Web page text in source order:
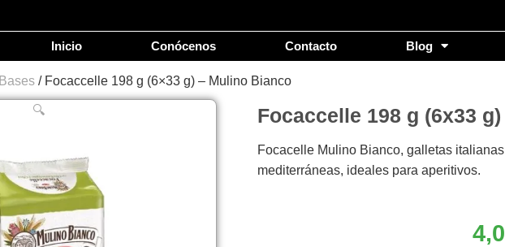
Inicio Conócenos Contacto Blog
Bases / Focaccelle 198 g (6×33 g) – Mulino Bianco
🔍 Focaccelle 198 g (6x33
Focacelle Mulino Bianco, galletas
mediterráneas, ideales para aperitivos.